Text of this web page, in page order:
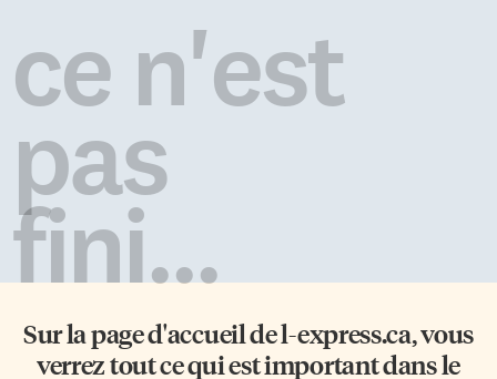
encaisse un revers de 4-3 en
prolongation. Morgan Rielly a
été l’autre marqueur des Leafs.
Tawazûn, leur opus de huit
titres, ces musiciens passionnés
placent l’interculturalité au
ce n'est
pas
fini...
Sur la page d'accueil del-express.ca, vous
verrez tout ce qui est important dans le